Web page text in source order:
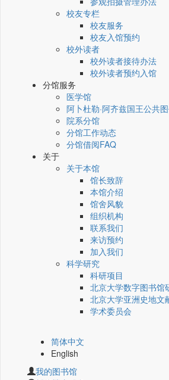
校友专栏
校友服务
校友入馆预约
校外读者
校外读者接待办法
校外读者预约入馆
分馆服务
医学馆
阿卜杜勒·阿齐兹国王公共
院系分馆
分馆工作动态
分馆借阅FAQ
关于
关于本馆
馆长致辞
本馆介绍
馆舍风貌
组织机构
联系我们
来访预约
加入我们
科学研究
科研项目
北京大学数字图书馆
北京大学亚洲史地文
学术委员会
简体中文
English
我的图书馆